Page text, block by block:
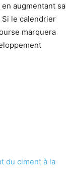
augmentant sa
le calendrier
marquera
du ciment à la